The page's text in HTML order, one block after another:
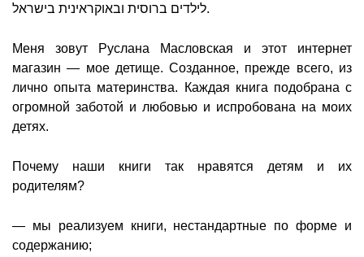
לילדים ברוסית ובאוקראינית בישראל.
Меня зовут Руслана Масловская и этот интернет
магазин — мое детище. Созданное, прежде всего, из
лично опыта материнства. Каждая книга подобрана с
огромной заботой и любовью и испробована на моих
детях.
Почему наши книги так нравятся детям и их
родителям?
— мы реализуем книги, нестандартные по форме и
содержанию;